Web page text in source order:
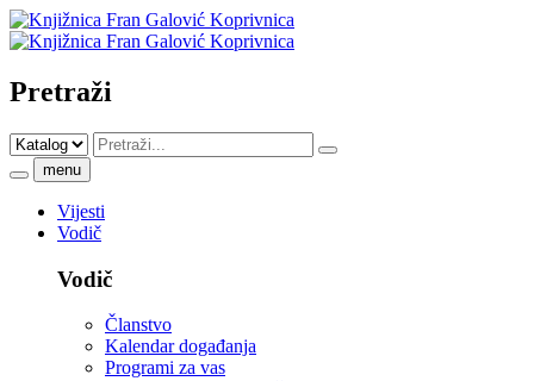
Pretraži
menu
Vijesti
Vodič
Vodič
Članstvo
Kalendar događanja
Programi za vas